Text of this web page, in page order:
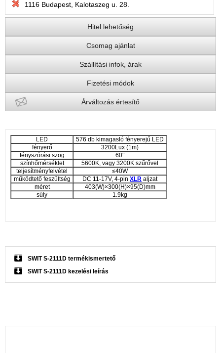
1116 Budapest, Kalotaszeg u. 28.
Hitel lehetőség
Csomag ajánlat
Szállítási infok, árak
Fizetési módok
Árváltozás értesítő
LED
576 db kimagasló fényerejű LED
fényerő
3200Lux (1m)
fényszórási szög
60°
színhőmérséklet
5600K, vagy 3200K szűrővel
teljesítményfelvétel
≤40W
működtető feszültség
DC 11-17V, 4-pin XLR aljzat
méret
403(W)×300(H)×95(D)mm
súly
1.9kg
SWIT S-2111D termékismertető
SWIT S-2111D kezelési leírás